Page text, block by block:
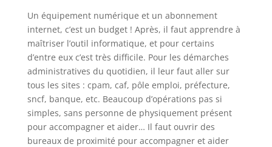
Un équipement numérique et un abonnement
internet, c’est un budget ! Après, il faut apprendre à
maîtriser l’outil informatique, et pour certains
d’entre eux c’est très difficile. Pour les démarches
administratives du quotidien, il leur faut aller sur
tous les sites : cpam, caf, pôle emploi, préfecture,
sncf, banque, etc. Beaucoup d’opérations pas si
simples, sans personne de physiquement présent
pour accompagner et aider… Il faut ouvrir des
bureaux de proximité pour accompagner et aider